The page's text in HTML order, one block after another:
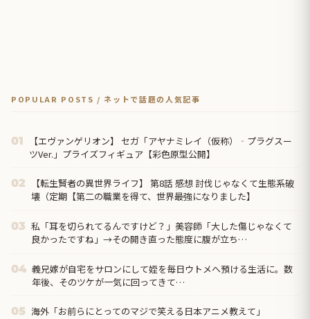
POPULAR POSTS / ネットで話題の人気記事
01
【エヴァンゲリオン】 セガ「アヤナミレイ（仮称）‐プラグスー
ツVer.」プライズフィギュア【彩色原型公開】
02
【転生賢者の異世界ライフ】 第8話 感想 討伐じゃなくて生態系破
壊（定期【第二の職業を得て、世界最強になりました】
03 私「耳を切られてるんですけど？」美容師「大した傷じゃなくて
良かったですね」→その開き直った態度に腹が立ち…
04 義兄嫁が自宅をサロンにして姪を毎日ウトメへ預ける生活に。数
年後、そのツケが一気に回ってきて…
05 海外「お前らにとってのマジで笑える日本アニメ教えて」